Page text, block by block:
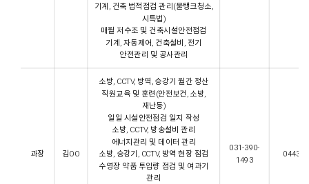
기계, 건축 법적점검 관리(물탱크청소,
시특법)
매월 저수조 및 건축시설안전점검
기계, 자동제어, 건축설비, 전기
안전관리 및 공사관리
과장 김OO
소방, CCTV, 방역, 승강기 월간 정산
직원교육 및 훈련(안전보건, 소방,
재난등)
일일 시설안전점검 일지 작성
소방, CCTV, 방송설비 관리
에너지관리 및 데이터 관리
소방, 승강기, CCTV, 방역 현장 점검
수영장 약품 투입량 점검 및 여과기
관리
031-390-
1493